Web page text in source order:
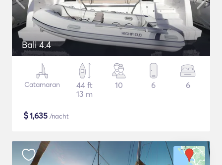
Bali 4.4
Catamaran
44 ft
13 m
10 6 6
$1,635 /nacht